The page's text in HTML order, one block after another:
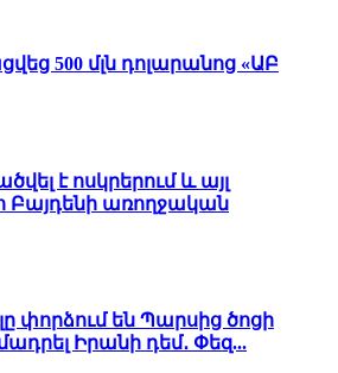
500 մլն դոլարանոց «ԱԲ
է ոսկրերում և այլ
Բայդենի առողջական
փորձում են Պարսից ծոցի
Իրանի դեմ․ Փեզ...